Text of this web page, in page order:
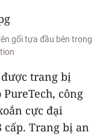
gối tựa đầu bên trong
trang bị
công
cực đại
cấp. Trang bị an